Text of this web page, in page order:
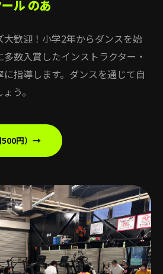
ル のあ
歓迎！小学2年からダンスを始
数入賞したインストラクター・
指導します。ダンスを通じて自
う。
500円）→